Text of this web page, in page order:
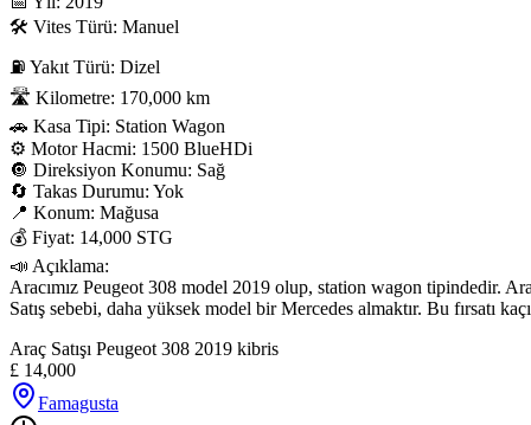
🛠️ Vites Türü: Manuel
⛽️ Yakıt Türü: Dizel
🛣 Kilometre: 170,000 km
🚗 Kasa Tipi: Station Wagon
⚙️ Motor Hacmi: 1500 BlueHDi
🔘 Direksiyon Konumu: Sağ
🔄 Takas Durumu: Yok
📍 Konum: Mağusa
💰 Fiyat: 14,000 STG
📣 Açıklama:
Aracımız Peugeot 308 model 2019 olup, station wagon tipindedir.
Satış sebebi, daha yüksek model bir Mercedes almaktır. Bu fırsatı
Araç Satışı Peugeot 308 2019 kibris
£ 14,000
Famagusta